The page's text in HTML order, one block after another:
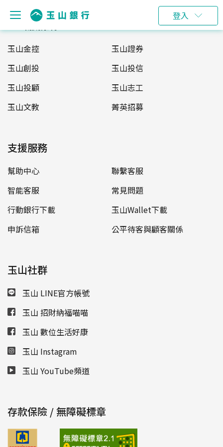
登入
玉山服務網
玉山金控
玉山證券
玉山創投
玉山投信
玉山投顧
玉山志工
玉山文教
菁英招募
支援服務
幫助中心
聯繫客服
智能客服
常見問題
行動銀行下載
玉山Wallet下載
申訴信箱
公平待客與顧客關係
玉山社群
玉山 LINE官方帳號
玉山 招財納福喵喵
玉山 數位生活好康
玉山 Instagram
玉山 YouTube頻道
存款保險 / 無障礙標章